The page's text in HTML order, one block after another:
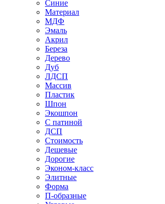
Синие
Материал
МДФ
Эмаль
Акрил
Береза
Дерево
Дуб
ЛДСП
Массив
Пластик
Шпон
Экошпон
С патиной
ДСП
Стоимость
Дешевые
Дорогие
Эконом-класс
Элитные
Форма
П-образные